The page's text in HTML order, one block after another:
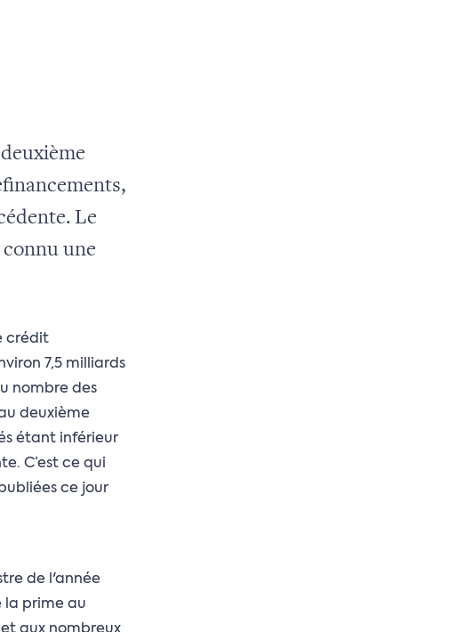
Le
une
crédit
7,5 milliards
nombre des
deuxième
étant inférieur
C’est ce qui
ce jour
de l'année
la prime au